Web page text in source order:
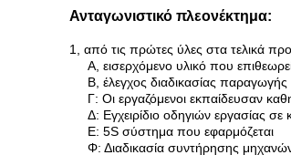
Ανταγωνιστικό πλεονέκτημα:
1, από τις πρώτες ύλες στα τελικά
Α, εισερχόμενο υλικό που
Β, έλεγχος διαδικασίας παραγωγής
Γ: Οι εργαζόμενοι εκπαίδευσαν
Δ: Εγχειρίδιο οδηγιών εργασίας
Ε: 5S σύστημα που εφαρμόζεται
Φ: Διαδικασία συντήρησης